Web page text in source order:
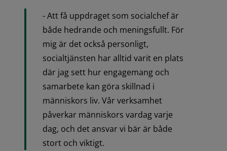
- Att få uppdraget som socialchef är
både hedrande och meningsfullt. För
mig är det också personligt,
socialtjänsten har alltid varit en plats
där jag sett hur engagemang och
samarbete kan göra skillnad i
människors liv. Vår verksamhet
påverkar människors vardag varje
dag, och det ansvar vi bär är både
stort och viktigt.